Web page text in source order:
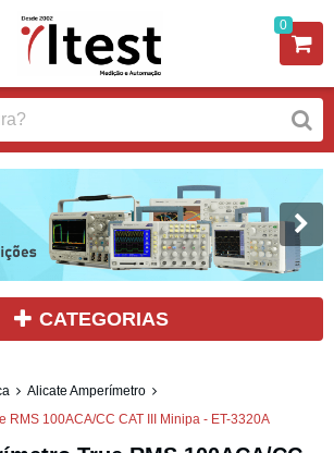
0
CATEGORIAS
Alicate Amperímetro
RMS 100ACA/CC CAT III Minipa - ET-3320A